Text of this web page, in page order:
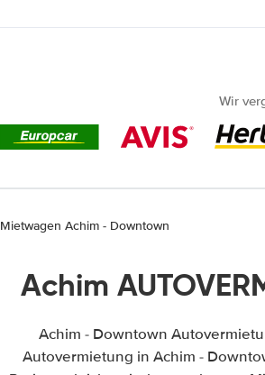
Wir
Mietwagen Achim - Downtown
Achim
Achim - Downtown
Autovermietung in Achim -